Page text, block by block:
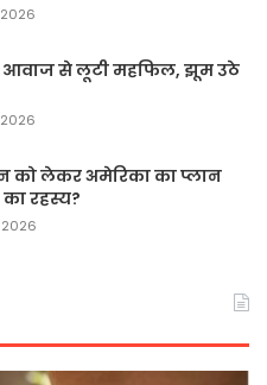
आवाज से लूटी महफिल, झूम उठे
को लेकर अमेरिका का प्लान
का रहस्य?